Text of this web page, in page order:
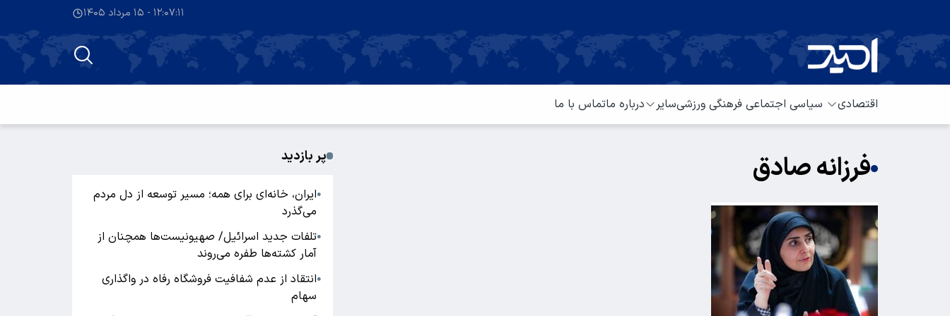
۱۲:۰۷:۱۱ - ۱۵ مرداد ۱۴۰۵
اقتصادی سیاسی اجتماعی فرهنگی ورزشیسایر درباره ماتماس با ما
فرزانه صادق پر بازدید
●ایران، خانه‌ای برای همه؛ مسیر توسعه از دل مردم
می‌گذرد
●تلفات جدید اسرائیل/ صهیونیست‌ها همچنان از
آمار کشته‌ها طفره می‌روند
●انتقاد از عدم شفافیت فروشگاه رفاه در واگذاری
سهام